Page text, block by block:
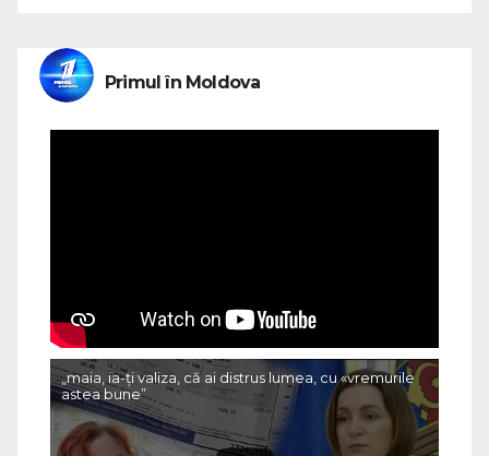
Primul în Moldova
„maia, ia-ți valiza, că ai distrus lumea, cu «vremurile
astea bune”